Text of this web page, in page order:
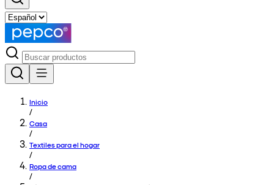
Inicio
/
Casa
/
Textiles para el hogar
/
Ropa de cama
/